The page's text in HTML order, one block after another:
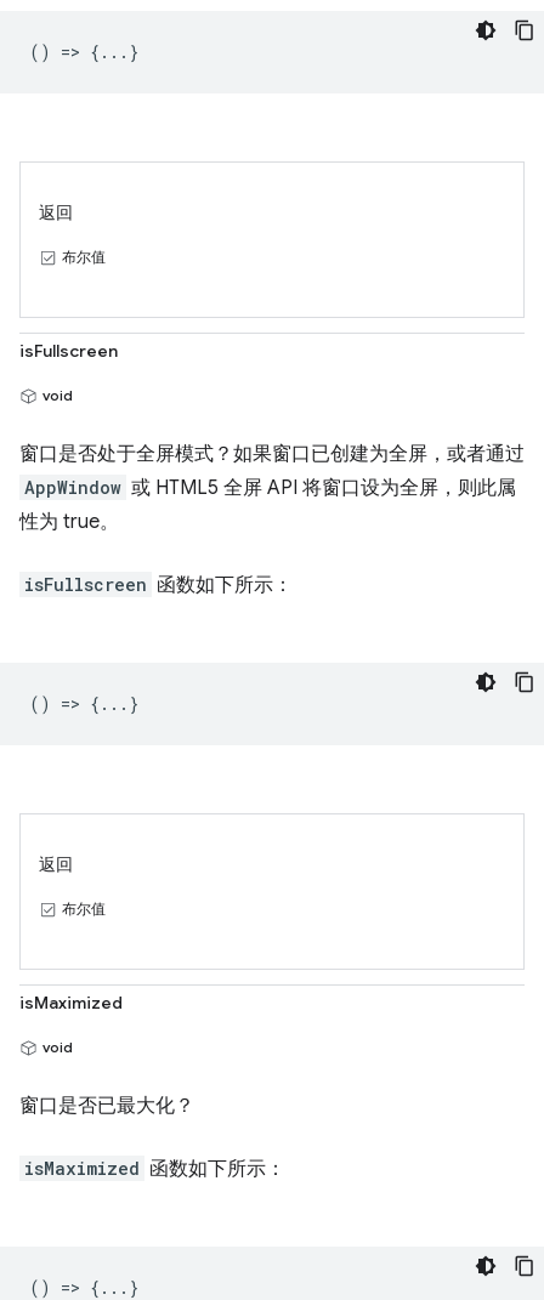
() => {...}
返回
布尔值
isFullscreen
void
窗口是否处于全屏模式？如果窗口已创建为全屏，或者通过
AppWindow 或 HTML5 全屏 API 将窗口设为全屏，则此属
性为 true。
isFullscreen 函数如下所示：
() => {...}
返回
布尔值
isMaximized
void
窗口是否已最大化？
isMaximized 函数如下所示：
() => {...}